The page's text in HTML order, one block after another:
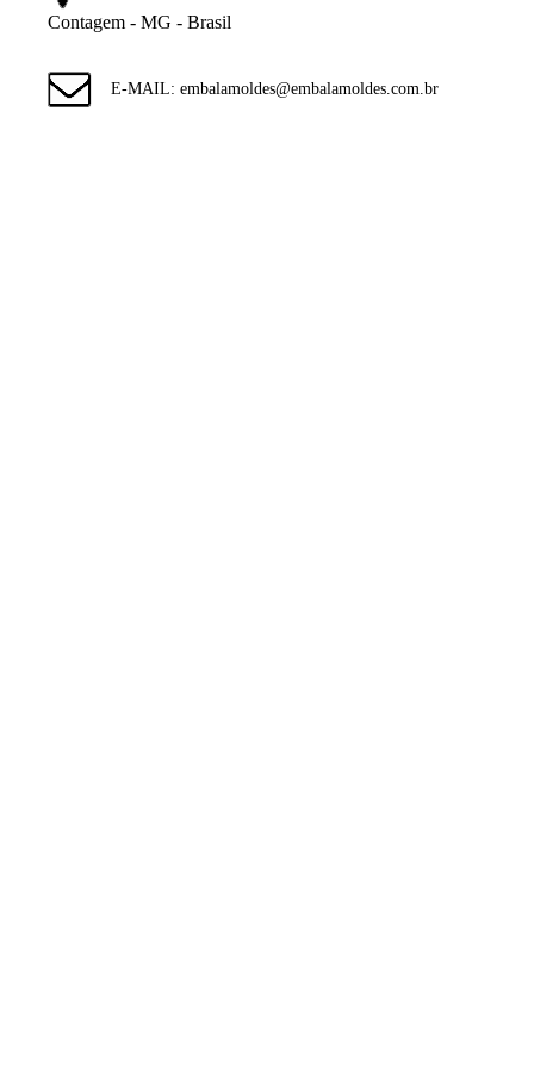
Contagem - MG - Brasil
E-MAIL: embalamoldes@embalamoldes.com.br